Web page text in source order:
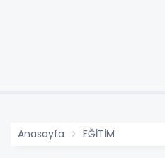
Anasayfa EĞİTİM